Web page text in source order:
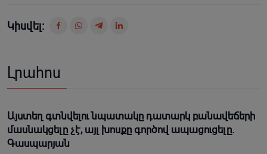
Կիսվել:
Լրահոս
Այստեղ գտնվելու նպատակը դատարկ բանավեճերի
մասնակցելը չէ, այլ խոսքը գործով ապացուցելը.
Գասպարյան